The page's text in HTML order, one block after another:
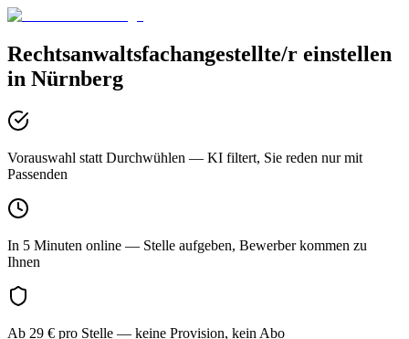
Rechtsanwaltsfachangestellte/r einstellen
in Nürnberg
Vorauswahl statt Durchwühlen — KI filtert, Sie reden nur mit
Passenden
In 5 Minuten online — Stelle aufgeben, Bewerber kommen zu
Ihnen
Ab 29 € pro Stelle — keine Provision, kein Abo